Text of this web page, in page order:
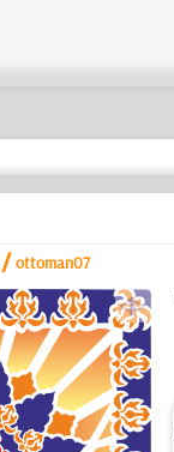
/ottoman07
a